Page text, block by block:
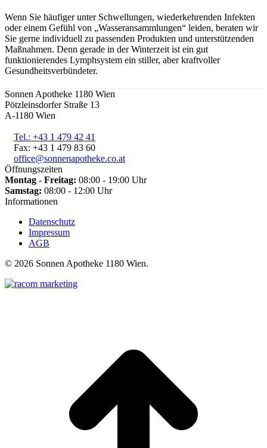
Wenn Sie häufiger unter Schwellungen, wiederkehrenden Infekten
oder einem Gefühl von „Wasseransammlungen“ leiden, beraten wir
Sie gerne individuell zu passenden Produkten und unterstützenden
Maßnahmen. Denn gerade in der Winterzeit ist ein gut
funktionierendes Lymphsystem ein stiller, aber kraftvoller
Gesundheitsverbündeter.
Sonnen Apotheke 1180 Wien
Pötzleinsdorfer Straße 13
A-1180 Wien
Tel.: +43 1 479 42 41
Fax: +43 1 479 83 60
office@sonnenapotheke.co.at
Öffnungszeiten
Montag - Freitag: 08:00 - 19:00 Uhr
Samstag: 08:00 - 12:00 Uhr
Informationen
Datenschutz
Impressum
AGB
© 2026 Sonnen Apotheke 1180 Wien.